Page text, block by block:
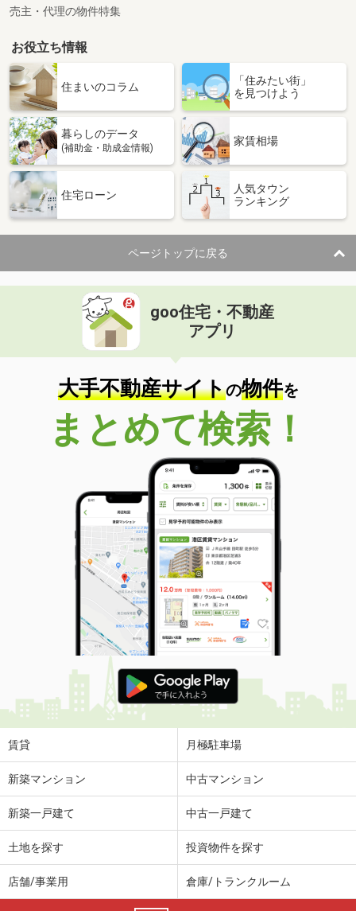
売主・代理の物件特集
お役立ち情報
住まいのコラム
「住みたい街」
を見つけよう
暮らしのデータ
(補助金・助成金情報)
家賃相場
住宅ローン
人気タウン
ランキング
ページトップに戻る
goo住宅・不動産
アプリ
大手不動産サイトの物件を
まとめて検索！
賃貸 月極駐車場
新築マンション 中古マンション
新築一戸建て 中古一戸建て
土地を探す 投資物件を探す
店舗/事業用 倉庫/トランクルーム